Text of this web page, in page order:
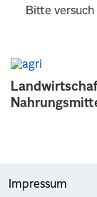
Bitte
Impressum